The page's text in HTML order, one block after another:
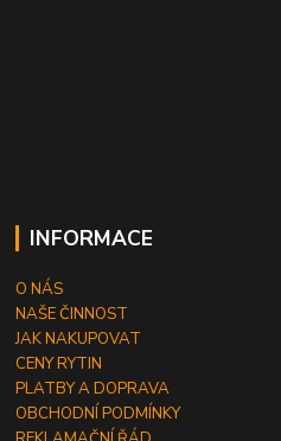
INFORMACE
O NÁS
NAŠE ČINNOST
JAK NAKUPOVAT
CENY RYTIN
PLATBY A DOPRAVA
OBCHODNÍ PODMÍNKY